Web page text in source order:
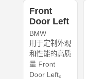
Front
Door Left
BMW
用于定制外观
和性能的高质
量 Front
Door Left。